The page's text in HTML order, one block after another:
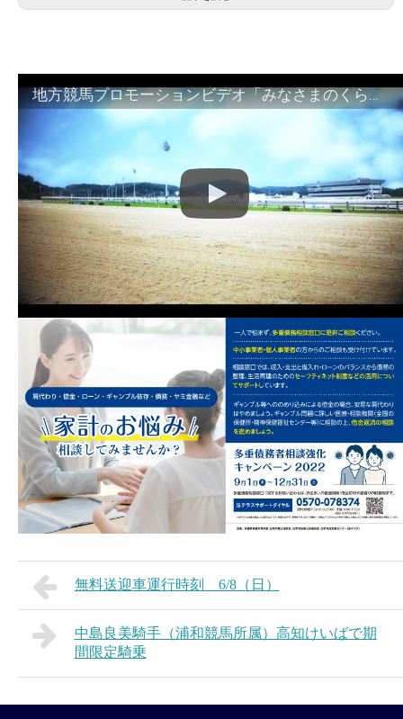
地方競馬プロモーションビデオ「みなさまのくらしのために」30秒篇｜NAR公式
無料送迎車運行時刻 6/8（日）
中島良美騎手（浦和競馬所属）高知けいばで期
間限定騎乗